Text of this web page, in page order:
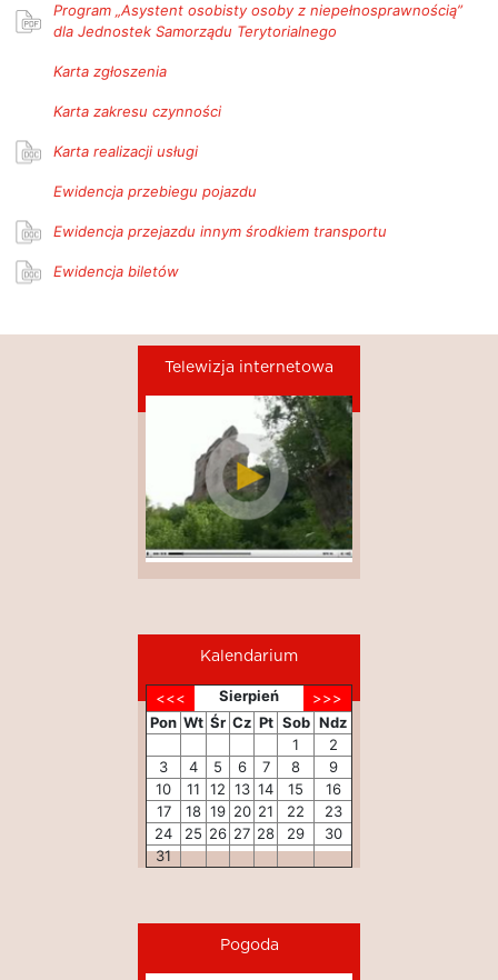
Program „Asystent osobisty osoby z niepełnosprawnością”
dla Jednostek Samorządu Terytorialnego
Karta zgłoszenia
Karta zakresu czynności
Karta realizacji usługi
Ewidencja przebiegu pojazdu
Ewidencja przejazdu innym środkiem transportu
Ewidencja biletów
Telewizja internetowa
Kalendarium
Sierpień
Pon Wt Śr Cz Pt Sob Ndz
1
2
3
4 5 6 7 8
9
10
11 12 13 14 15
16
17
18 19 20 21 22
23
24
25 26 27 28 29
30
31
Pogoda